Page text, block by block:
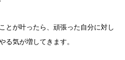
とが叶ったら、頑張った自分に対し
る気が増してきます。